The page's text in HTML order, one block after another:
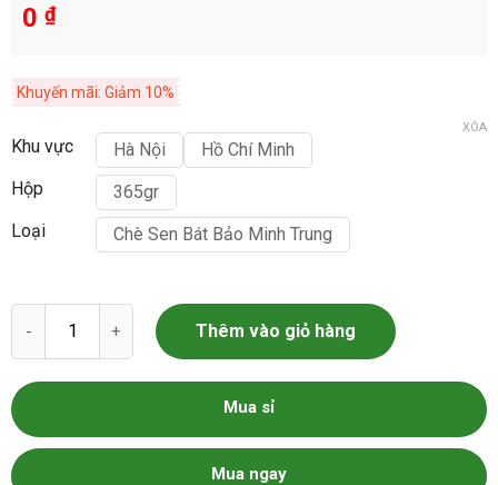
0 ₫
Khuyến mãi: Giảm 10%
Khu vực Hà Nội
Hồ Chí Minh
Hộp
365gr
Loại
Chè Sen Bát Bảo Minh Trung
XÓA
Chè Sen Bát Bảo Minh Trung số lượng
Thêm vào giỏ hàng
Mua sỉ
Mua ngay